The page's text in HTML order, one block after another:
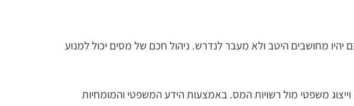
מחושבים היטב ולא מעבר לנדרש. ניהול חכם של מסים יכול למנוע
משפטי מול רשויות המס. באמצעות הידע המשפטי והמומחיות